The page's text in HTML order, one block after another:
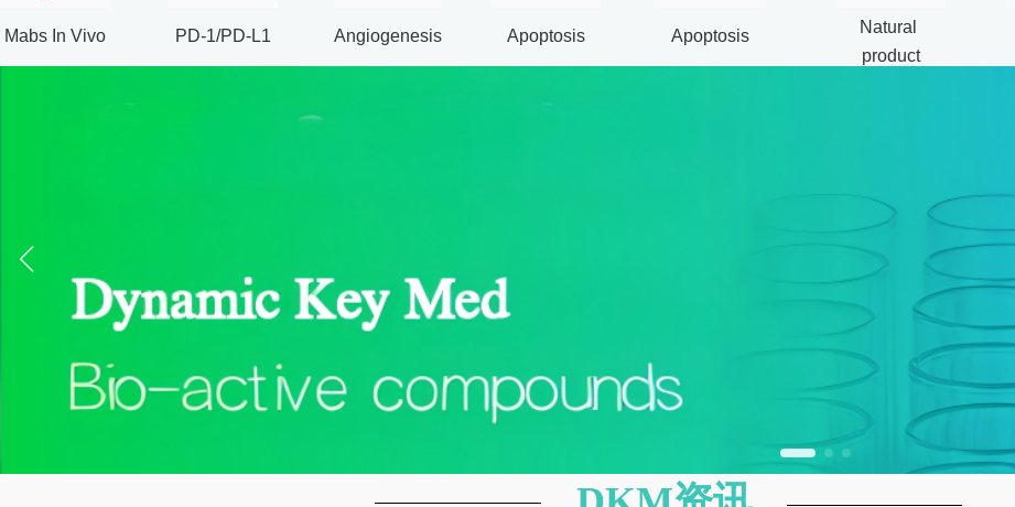
Mabs In Vivo PD-1/PD-L1 Angiogenesis Apoptosis Apoptosis
Natural
product